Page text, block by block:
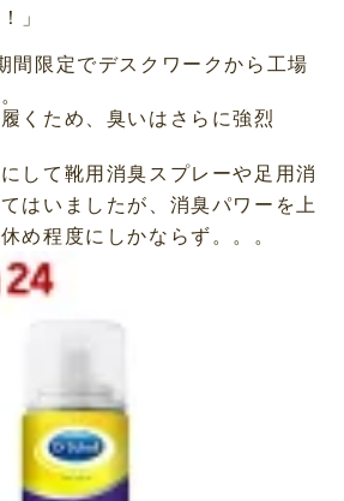
」
間限定でデスクワークから工場
くため、臭いはさらに強烈
して靴用消臭スプレーや足用消
はいましたが、消臭パワーを上
め程度にしかならず。。。